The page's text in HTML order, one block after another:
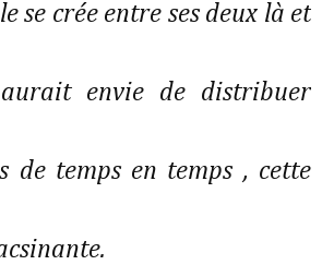
se crée entre ses deux là et
envie de distribuer
de temps en temps , cette